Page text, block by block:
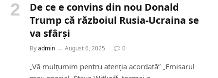
De ce e convins din nou Donald
Trump că războiul Rusia-Ucraina se
va sfârși
Byadmin August 6, 2025 0
„Vă mulțumim pentru atenția acordată” „Emisarul